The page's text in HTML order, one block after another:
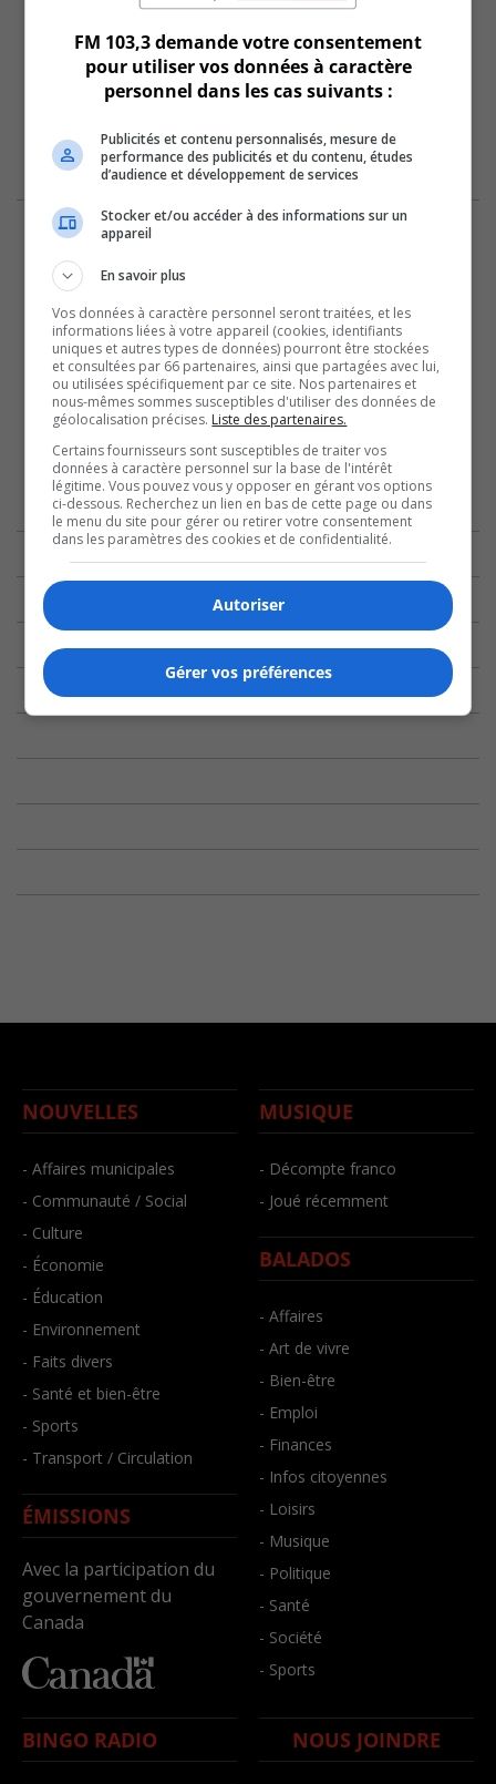
NOUVELLES
- Affaires municipales
- Communauté / Social
- Culture
- Économie
- Éducation
- Environnement
- Faits divers
- Santé et bien-être
- Sports
- Transport / Circulation
ÉMISSIONS
Avec la participation du
gouvernement du
Canada
MUSIQUE
- Décompte franco
- Joué récemment
BALADOS
- Affaires
- Art de vivre
- Bien-être
- Emploi
- Finances
- Infos citoyennes
- Loisirs
- Musique
- Politique
- Santé
- Société
- Sports
BINGO RADIO NOUS JOINDRE
FM 103,3 demande votre consentement
pour utiliser vos données à caractère
personnel dans les cas suivants :
Publicités et contenu personnalisés, mesure de
performance des publicités et du contenu, études
d’audience et développement de services
Stocker et/ou accéder à des informations sur un
appareil
En savoir plus
Vos données à caractère personnel seront traitées, et les
informations liées à votre appareil (cookies, identifiants
uniques et autres types de données) pourront être stockées
et consultées par 66 partenaires, ainsi que partagées avec lui,
ou utilisées spécifiquement par ce site. Nos partenaires et
nous-mêmes sommes susceptibles d'utiliser des données de
géolocalisation précises. Liste des partenaires.
Certains fournisseurs sont susceptibles de traiter vos
données à caractère personnel sur la base de l'intérêt
légitime. Vous pouvez vous y opposer en gérant vos options
ci-dessous. Recherchez un lien en bas de cette page ou dans
le menu du site pour gérer ou retirer votre consentement
dans les paramètres des cookies et de confidentialité.
Autoriser
Gérer vos préférences